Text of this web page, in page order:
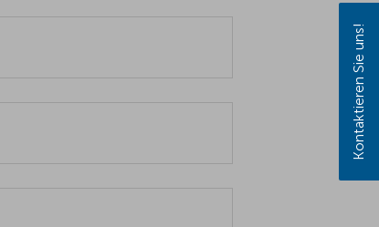
Kontaktieren Sie uns!